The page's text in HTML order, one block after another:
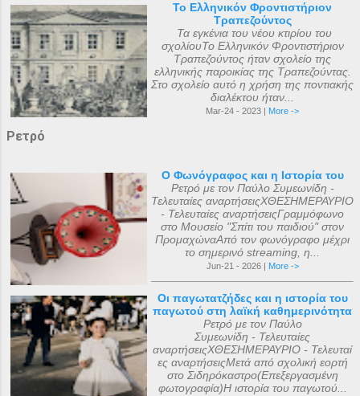
Το Ελληνικόν Φροντιστήριον
Τραπεζούντος
Τα εγκένια του νέου κτιρίου του
σχολίουΤο Ελληνικόν Φροντιστήριον
Τραπεζούντος ήταν σχολείο της
ελληνικής παροικίας της Τραπεζούντας.
Στο σχολείο αυτό η χρήση της ποντιακής
διαλέκτου ήταν...
Mar-24 - 2023 | More ->
Ρετρό
Ο Φωνόγραφος και η Ιστορία του
Ρετρό με τον Παύλο Συμεωνίδη -
Τελευταίες αναρτήσειςΧΘΕΣΗΜΕΡΑΥΡΙΟ
- Τελευταίες αναρτήσειςΓραμμόφωνο
στο Μουσείο "Σπίτι του παιδιού" στον
ΠρομαχώναΑπό τον φωνόγραφο μέχρι
το σημερινό streaming, η...
Jun-21 - 2026 | More ->
Οι παγωτατζήδες και η ιστορία του
παγωτού στη λαϊκή καθημερινότητα
Ρετρό με τον Παύλο
Συμεωνίδη - Τελευταίες
αναρτήσειςΧΘΕΣΗΜΕΡΑΥΡΙΟ - Τελευταί
ες αναρτήσειςΜετά από σχολική εορτή
στο Σιδηρόκαστρο(Επεξεργασμένη
φωτογραφία)Η ιστορία του παγωτού...